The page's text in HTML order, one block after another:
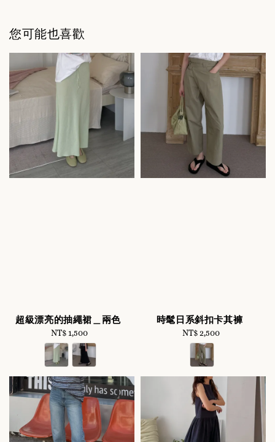
您可能也喜歡
超級漂亮的抽繩裙＿兩色
Regular
price
NT$ 1,500
時髦日系斜扣卡其褲
Regular
price
NT$ 2,500